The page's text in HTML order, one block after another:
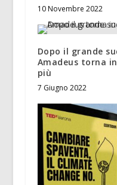
10 Novembre 2022
Dopo il grande
Amadeus torna
più
7 Giugno 2022